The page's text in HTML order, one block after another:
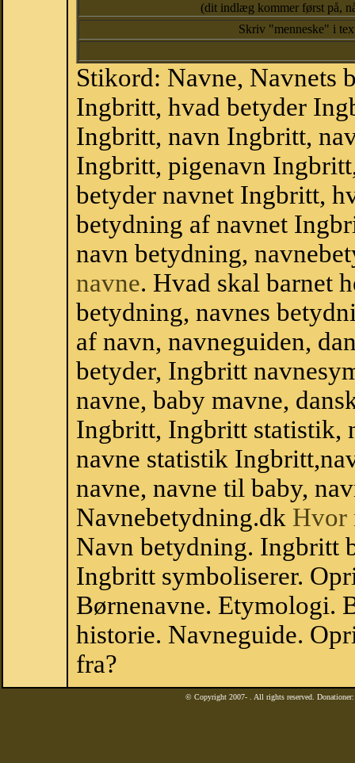
(dit indlæg kommer først på,
Skriv "menneske" i
Stikord: Navne, Navnets
Ingbritt, hvad betyder
Ingbritt, navn Ingbritt,
Ingbritt, pigenavn
betyder navnet Ingbritt,
betydning af navnet
navn betydning,
navne. Hvad skal barnet
betydning, navnes
af navn, navneguiden,
betyder, Ingbritt
navne, baby mavne,
Ingbritt, Ingbritt statistik,
navne statistik
navne, navne til baby,
Navnebetydning.dk Hvor
Navn betydning. Ingbritt
Ingbritt symboliserer.
Børnenavne. Etymologi.
historie. Navneguide.
fra?
© Copyright 2007- . All rights reserved.